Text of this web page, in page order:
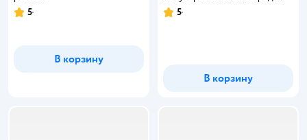
Рейтинг:
5
В корзину
Рейтинг:
5
В корзину